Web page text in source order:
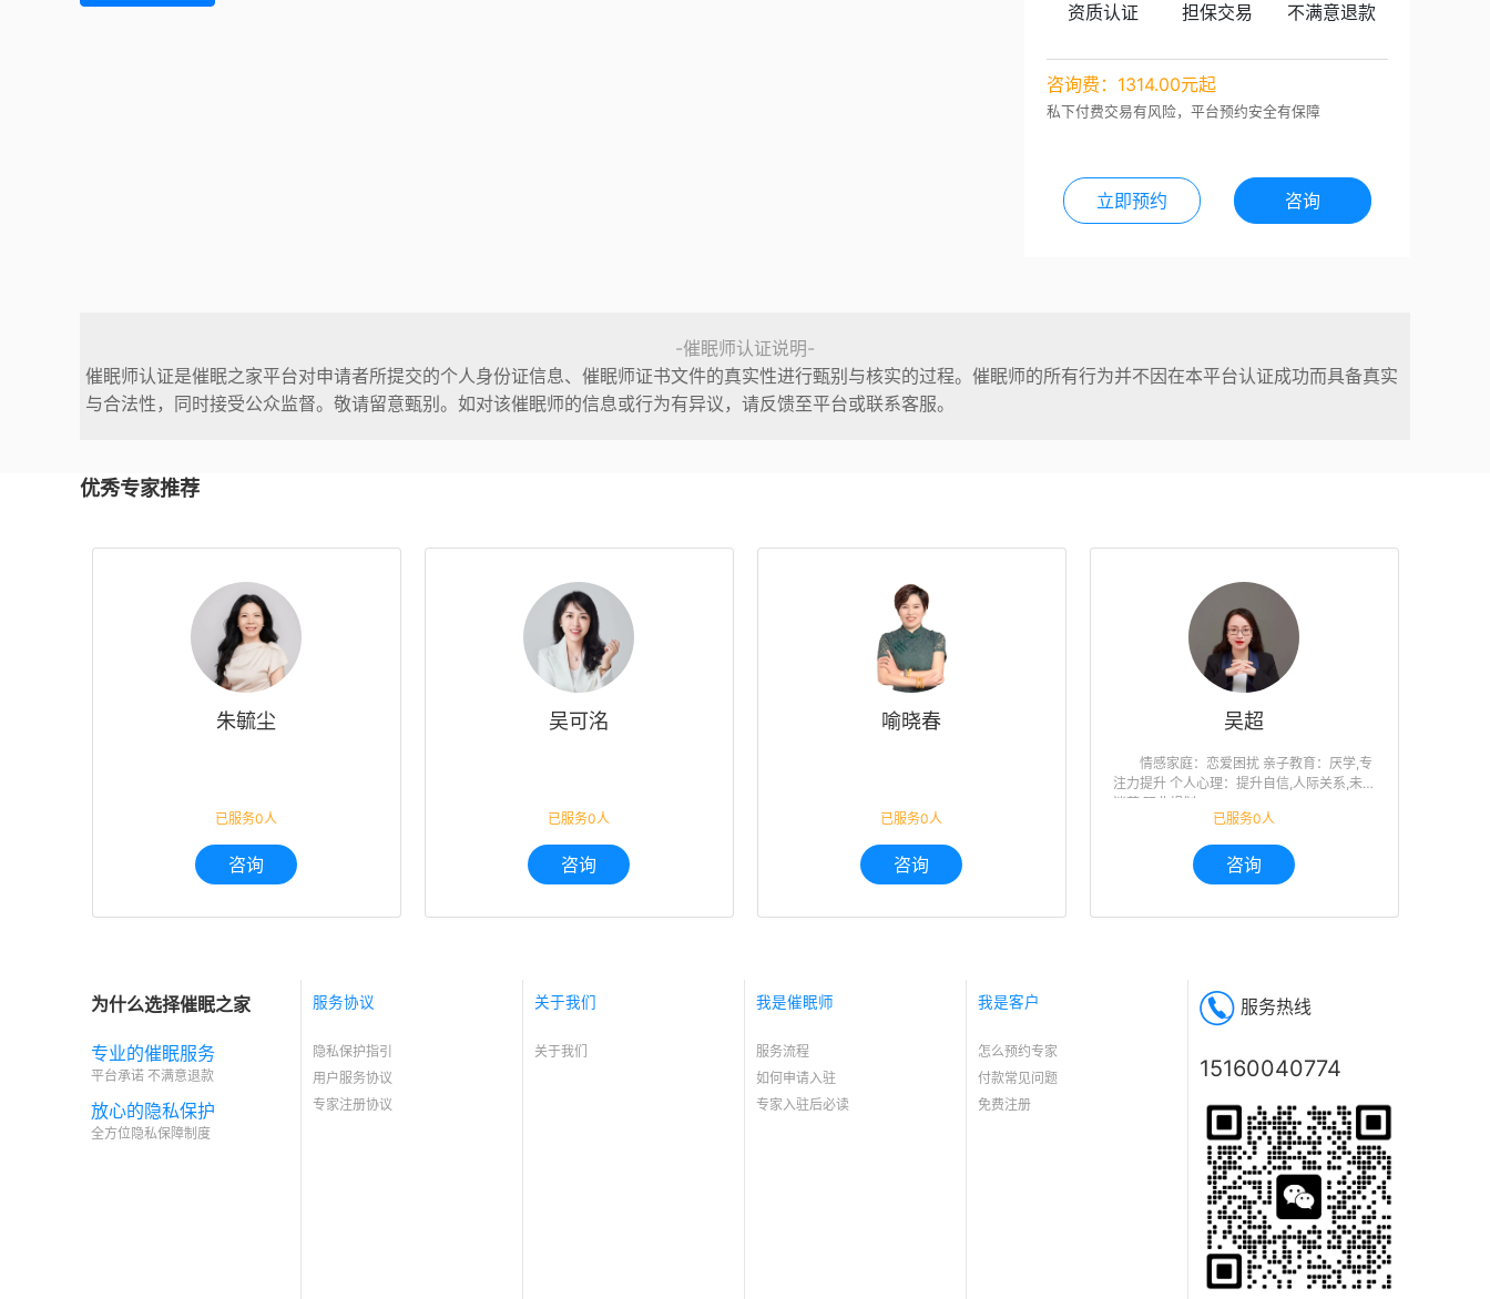
资质认证
担保交易 不满意退款
咨询费：1314.00元起
私下付费交易有风险，平台预约安全有保障
立即预约 咨询
-催眠师认证说明-
催眠师认证是催眠之家平台对申请者所提交的个人身份证信息、催眠师证书文件的真实性进行甄别与核实的过程。催眠师的所有行为并不因在本平台认证成功而具备真实
与合法性，同时接受公众监督。敬请留意甄别。如对该催眠师的信息或行为有异议，请反馈至平台或联系客服。
优秀专家推荐
朱毓尘
已服务0人
咨询
吴可洺
已服务0人
咨询
喻晓春
已服务0人
咨询
吴超
情感家庭：恋爱困扰 亲子教育：厌学,专
注力提升 个人心理：提升自信,人际关系,未来
迷茫,职业规划
已服务0人
咨询
为什么选择催眠之家
专业的催眠服务
平台承诺 不满意退款
放心的隐私保护
全方位隐私保障制度
服务协议
隐私保护指引
用户服务协议
专家注册协议
关于我们
关于我们
我是催眠师
服务流程
如何申请入驻
专家入驻后必读
我是客户
怎么预约专家
付款常见问题
免费注册
服务热线
15160040774